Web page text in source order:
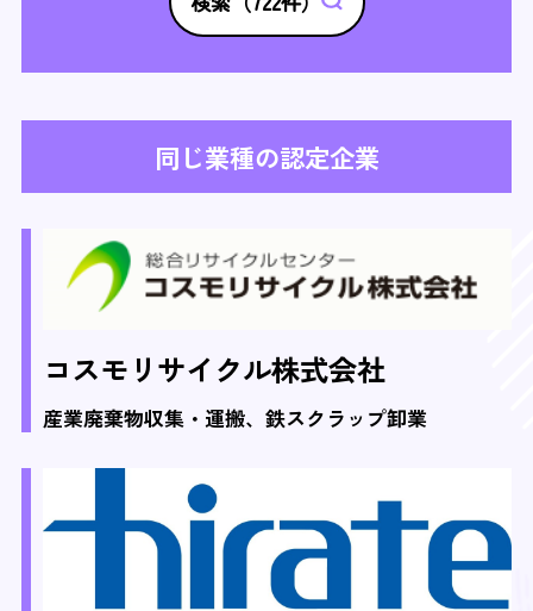
同じ業種の認定企業
コスモリサイクル株式会社
産業廃棄物収集・運搬、鉄スクラップ卸業